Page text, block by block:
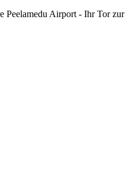
Peelamedu Airport - Ihr Tor zur